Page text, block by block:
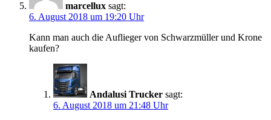
marcellux sagt:
6. August 2018 um 19:20 Uhr
Kann man auch die Auflieger von Schwarzmüller und Krone
kaufen?
Andalusi Trucker sagt:
6. August 2018 um 21:48 Uhr